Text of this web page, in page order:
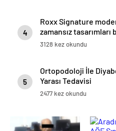
4
Roxx Signature
zamansız tasarımları
getiriyor
3128 kez okundu
5
Ortopodoloji İle
Yarası Tedavisi
2477 kez okundu